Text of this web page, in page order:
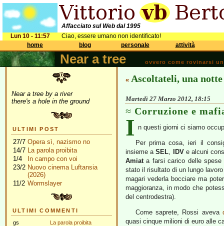
Affacciato sul Web dal 1995
Lun 10 - 11:57
Ciao, essere umano non identificato!
home
blog personale attività
Near a tree ovvero come rovinarsi
Near a tree by a river
there's a hole in the ground
ULTIMI POST
27/7 Opera sì, nazismo no
14/7 La parola proibita
1/4
In campo con voi
23/2 Nuovo cinema Luftansia
(2026)
11/2 Wormslayer
ULTIMI COMMENTI
gs
La parola proibita
« Ascoltateli, una
Martedì 27 Marzo 2012, 18:15
Corruzione e
I n questi giorni ci siamo
Per prima cosa, ieri il
insieme aSEL, IDV e alcuni
Amiata farsi carico delle
stato il risultato di un lungo
magari vederla bocciare ma
maggioranza, in modo che
del centrodestra).
Come saprete, Rossi aveva
quasi cinque milioni di euro alle